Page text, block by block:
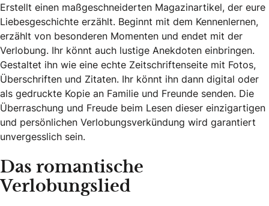
Erstellt einen maßgeschneiderten Magazinartikel, der eure
Liebesgeschichte erzählt. Beginnt mit dem Kennenlernen,
erzählt von besonderen Momenten und endet mit der
Verlobung. Ihr könnt auch lustige Anekdoten einbringen.
Gestaltet ihn wie eine echte Zeitschriftenseite mit Fotos,
Überschriften und Zitaten. Ihr könnt ihn dann digital oder
als gedruckte Kopie an Familie und Freunde senden. Die
Überraschung und Freude beim Lesen dieser einzigartigen
und persönlichen Verlobungsverkündung wird garantiert
unvergesslich sein.
Das romantische
Verlobungslied